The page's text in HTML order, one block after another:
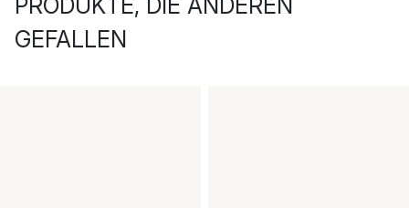
PRODUKTE, DIE ANDEREN
GEFALLEN